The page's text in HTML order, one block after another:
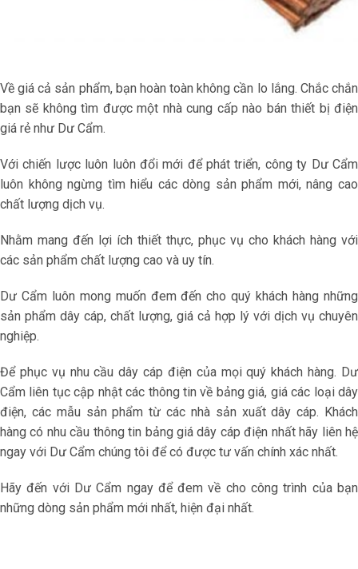
Về giá cả sản phẩm, bạn hoàn toàn không cần lo lắng. Chắc chắn
bạn sẽ không tìm được một nhà cung cấp nào bán thiết bị điện
giá rẻ như Dư Cẩm.
Với chiến lược luôn luôn đổi mới để phát triển, công ty Dư Cẩm
luôn không ngừng tìm hiểu các dòng sản phẩm mới, nâng cao
chất lượng dịch vụ.
Nhằm mang đến lợi ích thiết thực, phục vụ cho khách hàng với
các sản phẩm chất lượng cao và uy tín.
Dư Cẩm luôn mong muốn đem đến cho quý khách hàng những
sản phẩm dây cáp, chất lượng, giá cả hợp lý với dịch vụ chuyên
nghiệp.
Để phục vụ nhu cầu dây cáp điện của mọi quý khách hàng. Dư
Cẩm liên tục cập nhật các thông tin về bảng giá, giá các loại dây
điện, các mẫu sản phẩm từ các nhà sản xuất dây cáp. Khách
hàng có nhu cầu thông tin bảng giá dây cáp điện nhất hãy liên hệ
ngay với Dư Cẩm chúng tôi để có được tư vấn chính xác nhất.
Hãy đến với Dư Cẩm ngay để đem về cho công trình của bạn
những dòng sản phẩm mới nhất, hiện đại nhất.